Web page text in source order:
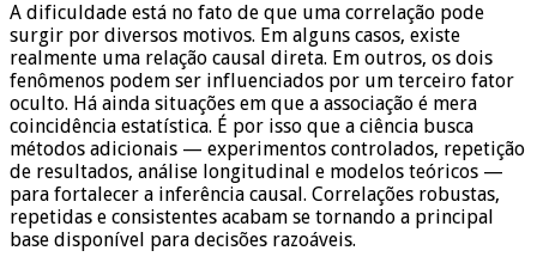
A dificuldade está no fato de que uma correlação pode
surgir por diversos motivos. Em alguns casos, existe
realmente uma relação causal direta. Em outros, os dois
fenômenos podem ser influenciados por um terceiro fator
oculto. Há ainda situações em que a associação é mera
coincidência estatística. É por isso que a ciência busca
métodos adicionais — experimentos controlados, repetição
de resultados, análise longitudinal e modelos teóricos —
para fortalecer a inferência causal. Correlações robustas,
repetidas e consistentes acabam se tornando a principal
base disponível para decisões razoáveis.